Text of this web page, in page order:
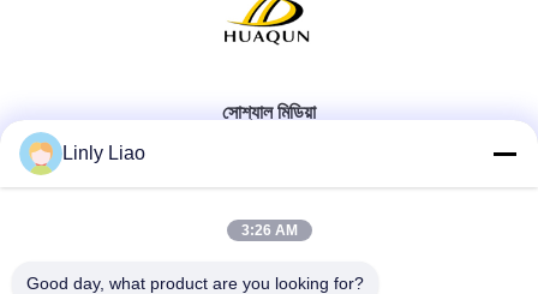
সোশ্যাল মিডিয়া
দ্রুত যোগাযোগ
Linly Liao
3:26 AM
Good day, what product are you looking for?